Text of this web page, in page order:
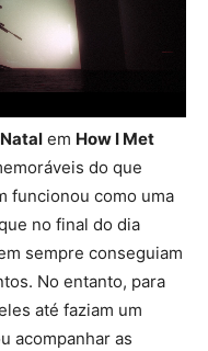
em How I Met
do que
funcionou como uma
no final do dia
sempre conseguiam
No entanto, para
até faziam um
acompanhar as